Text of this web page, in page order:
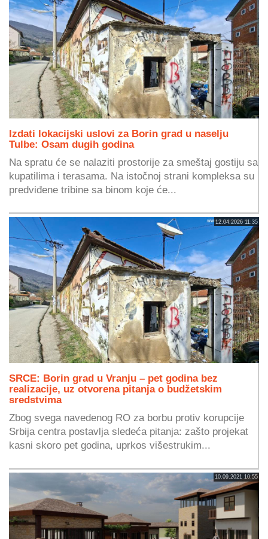
Izdati lokacijski uslovi za Borin grad u naselju
Tulbe: Osam dugih godina
Na spratu će se nalaziti prostorije za smeštaj gostiju sa
kupatilima i terasama. Na istočnoj strani kompleksa su
predviđene tribine sa binom koje će...
12.04.2026 11:35
SRCE: Borin grad u Vranju – pet godina bez
realizacije, uz otvorena pitanja o budžetskim
sredstvima
Zbog svega navedenog RO za borbu protiv korupcije
Srbija centra postavlja sledeća pitanja: zašto projekat
kasni skoro pet godina, uprkos višestrukim...
10.09.2021 10:55